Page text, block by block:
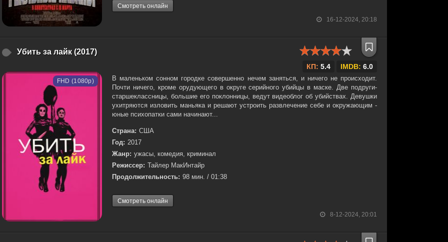
16-12-2024, 20:18
Смотреть онлайн
Убить за лайк (2017)
КП: 5.4 IMDB: 6.0
8-12-2024, 20:01
FHD (1080p)
В маленьком сонном городке совершенно нечем заняться, и ничего не происходит.
Почти ничего, кроме орудующего в округе серийного убийцы в маске. Две подруги-
старшеклассницы, большие его поклонницы, ведут видеоблог об убийствах. Девушки
ухитряются изловить маньяка и решают устроить развлечение себе и окружающим -
юные психопатки сами начинают...
Страна: США
Год: 2017
Жанр: ужасы, комедия, криминал
Режиссер: Тайлер МакИнтайр
Продолжительность: 98 мин. / 01:38
Смотреть онлайн